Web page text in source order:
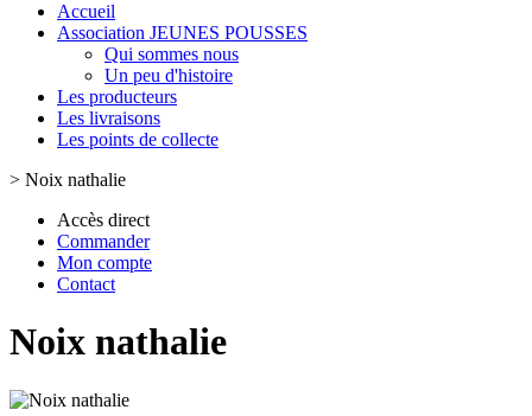
Accueil
Association JEUNES POUSSES
Qui sommes nous
Un peu d'histoire
Les producteurs
Les livraisons
Les points de collecte
> Noix nathalie
Accès direct
Commander
Mon compte
Contact
Noix nathalie